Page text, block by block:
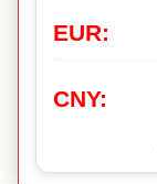
EUR:
CNY: